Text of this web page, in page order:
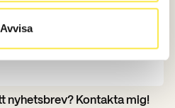
Avvisa
kommunikationschef på
nyhetsbrev? Kontakta mig!